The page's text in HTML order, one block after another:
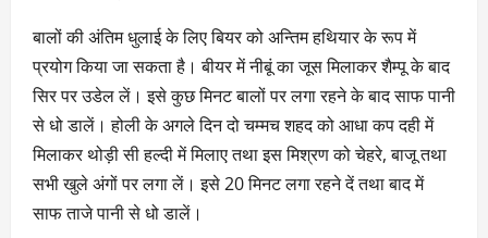
बालों की अंतिम धुलाई के लिए बियर को अन्तिम हथियार के रूप में
प्रयोग किया जा सकता है। बीयर में नीबूं का जूस मिलाकर शैम्पू के बाद
सिर पर उडेल लें। इसे कुछ मिनट बालों पर लगा रहने के बाद साफ पानी
से धो डालें। होली के अगले दिन दो चम्मच शहद को आधा कप दही में
मिलाकर थोड़ी सी हल्दी में मिलाए तथा इस मिश्रण को चेहरे, बाजू तथा
सभी खुले अंगों पर लगा लें। इसे 20 मिनट लगा रहने दें तथा बाद में
साफ ताजे पानी से धो डालें।